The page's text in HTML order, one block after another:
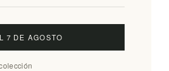
7 DE AGOSTO